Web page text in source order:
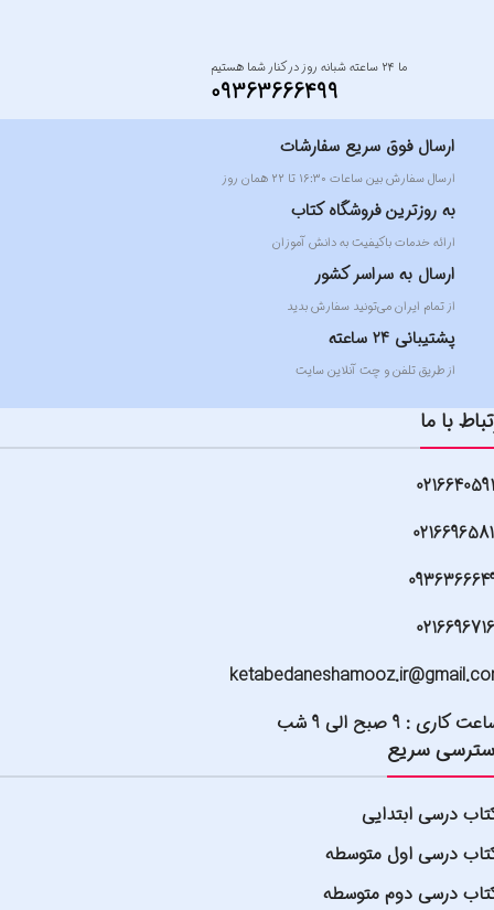
ما ۲۴ ساعته شبانه روز در کنار شما هستیم
09363666499
ارسال فوق سریع سفارشات
ارسال سفارش بین ساعات ۱۶:۳۰ تا ۲۲ همان روز
به روزترین فروشگاه کتاب
ارائه خدمات باکیفیت به دانش آموزان
ارسال به سراسر کشور
از تمام ایران می‌تونید سفارش بدید
پشتیبانی 24 ساعته
از طریق تلفن و چت آنلاین سایت
با ما
کاری : 9 صبح الی 9 شب
سریع
درسی ابتدایی
درسی اول متوسطه
درسی دوم متوسطه